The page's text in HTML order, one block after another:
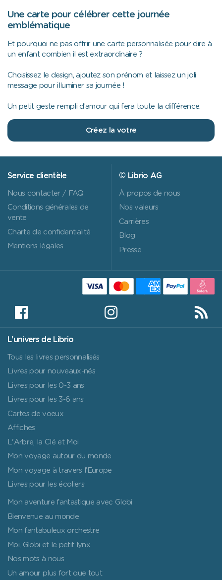
Une carte pour célébrer cette journée
emblématique
Et pourquoi ne pas offrir une carte personnalisée pour dire à
un enfant combien il est extraordinaire ?
Choisissez le design, ajoutez son prénom et laissez un joli
message pour illuminer sa journée !
Un petit geste rempli d’amour qui fera toute la différence.
Créez la votre
Service clientèle
Nous contacter / FAQ
Conditions générales de
vente
Charte de confidentialité
Mentions légales
© Librio AG
À propos de nous
Nos valeurs
Carrières
Blog
Presse
L'univers de Librio
Tous les livres personnalisés
Livres pour nouveaux-nés
Livres pour les 0-3 ans
Livres pour les 3-6 ans
Cartes de voeux
Affiches
L'Arbre, la Clé et Moi
Mon voyage autour du monde
Mon voyage à travers l’Europe
Livres pour les écoliers
Mon aventure fantastique avec Globi
Bienvenue au monde
Mon fantabuleux orchestre
Moi, Globi et le petit lynx
Nos mots à nous
Un amour plus fort que tout